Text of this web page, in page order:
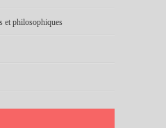
et philosophiques